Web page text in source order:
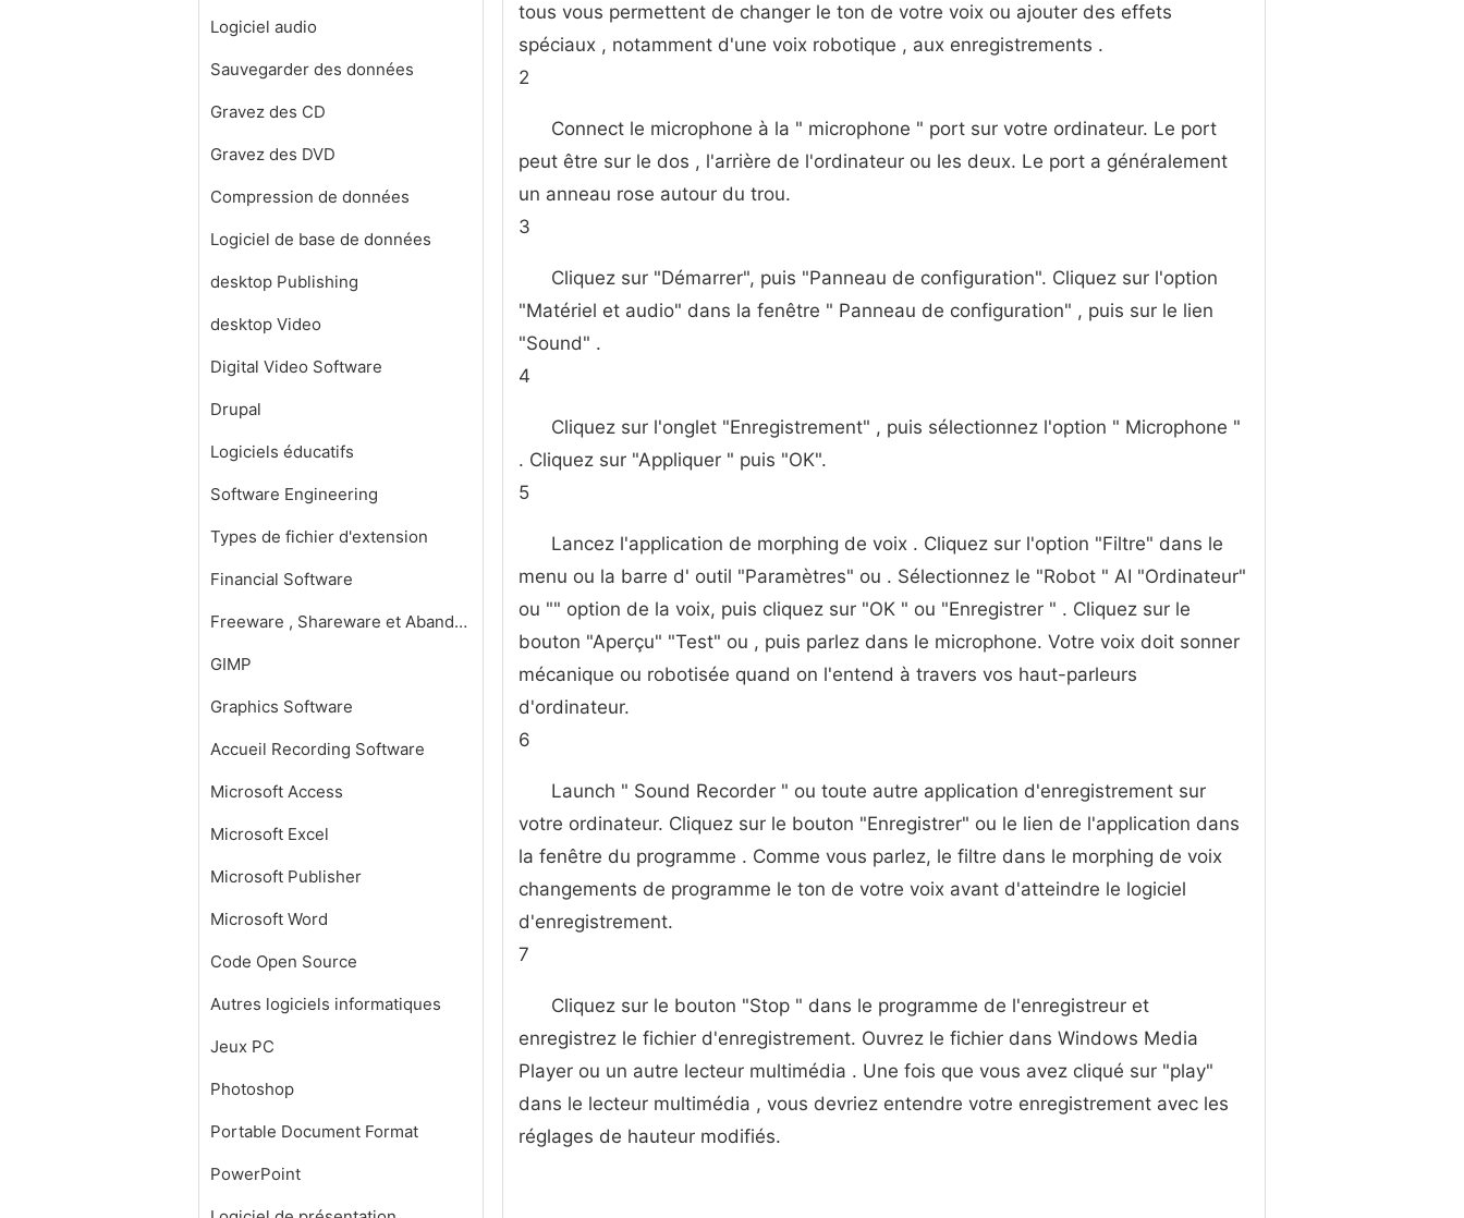
Logiciel audio
Sauvegarder des données
Gravez des CD
Gravez des DVD
Compression de données
Logiciel de base de données
desktop Publishing
desktop Video
Digital Video Software
Drupal
Logiciels éducatifs
Software Engineering
Types de fichier d'extension
Financial Software
Freeware , Shareware et Abandonware
GIMP
Graphics Software
Accueil Recording Software
Microsoft Access
Microsoft Excel
Microsoft Publisher
Microsoft Word
Code Open Source
Autres logiciels informatiques
Jeux PC
Photoshop
Portable Document Format
PowerPoint
tous vous permettent de changer le ton de votre voix ou ajouter des effets
spéciaux , notamment d'une voix robotique , aux enregistrements .
2
Connect le microphone à la " microphone " port sur ​​votre ordinateur. Le port
peut être sur le dos , l'arrière de l'ordinateur ou les deux. Le port a généralement
un anneau rose autour du trou.
3
Cliquez sur "Démarrer", puis "Panneau de configuration". Cliquez sur l'option
"Matériel et audio" dans la fenêtre " Panneau de configuration" , puis sur le lien
"Sound" .
4
Cliquez sur l'onglet "Enregistrement" , puis sélectionnez l'option " Microphone "
. Cliquez sur "Appliquer " puis "OK".
5
Lancez l'application de morphing de voix . Cliquez sur l'option "Filtre" dans le
menu ou la barre d' outil "Paramètres" ou . Sélectionnez le "Robot " AI "Ordinateur"
ou "" option de la voix, puis cliquez sur "OK " ou "Enregistrer " . Cliquez sur le
bouton "Aperçu" "Test" ou , puis parlez dans le microphone. Votre voix doit sonner
mécanique ou robotisée quand on l'entend à travers vos haut-parleurs
d'ordinateur.
6
Launch " Sound Recorder " ou toute autre application d'enregistrement sur ​​
votre ordinateur. Cliquez sur le bouton "Enregistrer" ou le lien de l'application dans
la fenêtre du programme . Comme vous parlez, le filtre dans le morphing de voix
changements de programme le ton de votre voix avant d'atteindre le logiciel
d'enregistrement.
7
Cliquez sur le bouton "Stop " dans le programme de l'enregistreur et
enregistrez le fichier d'enregistrement. Ouvrez le fichier dans Windows Media
Player ou un autre lecteur multimédia . Une fois que vous avez cliqué sur "play"
dans le lecteur multimédia , vous devriez entendre votre enregistrement avec les
réglages de hauteur modifiés.